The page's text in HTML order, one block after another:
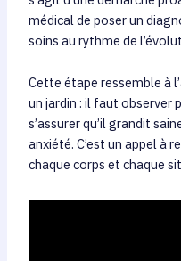
médical de poser un
soins au rythme de
Cette étape ressemble à
un jardin : il faut observer
s’assurer qu’il grandit
anxiété. C’est un appel à
chaque corps et chaque